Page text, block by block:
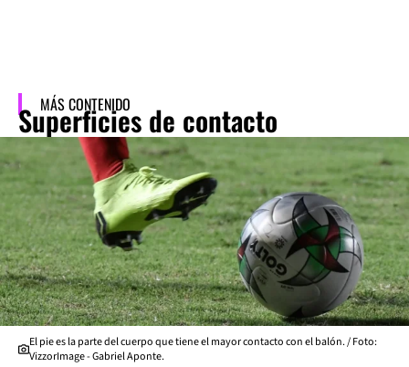
MÁS CONTENIDO
Superficies de contacto
El pie es la parte del cuerpo que tiene el mayor contacto con el balón. / Foto:
VizzorImage - Gabriel Aponte.